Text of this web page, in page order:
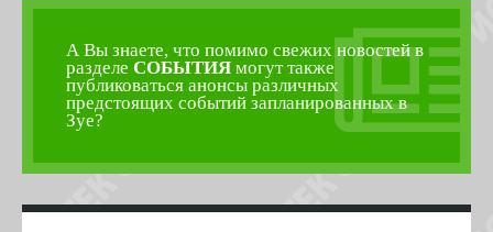
А Вы знаете, что помимо свежих новостей в
разделе СОБЫТИЯ могут также
публиковаться анонсы различных
предстоящих событий запланированных в
Зуе?